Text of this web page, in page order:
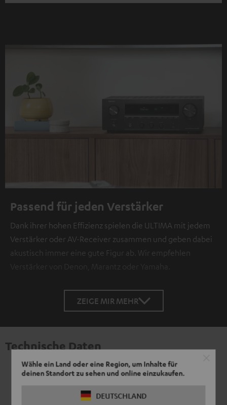
Wähle ein Land oder eine Region, um Inhalte für
deinen Standort zu sehen und online einzukaufen.
DEUTSCHLAND
Passend für jeden Verstärker
Dank ihrer hohen Effizienz spielen die ULTIMA mit jedem
Verstärker oder AV-Receiver zusammen und geben dabei
akustisch immer eine gute Figur ab. Wir empfehlen
Verstärker von Denon, Marantz oder Yamaha.
ZEIGE MIR MEHR
Technische Daten